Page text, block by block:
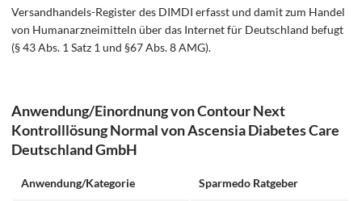
Versandhandels-Register des DIMDI erfasst und damit zum Handel
von Humanarzneimitteln über das Internet für Deutschland befugt
(§ 43 Abs. 1 Satz 1 und §67 Abs. 8 AMG).
Anwendung/Einordnung von Contour Next
Kontrolllösung Normal von Ascensia Diabetes Care
Deutschland GmbH
Anwendung/Kategorie Sparmedo Ratgeber